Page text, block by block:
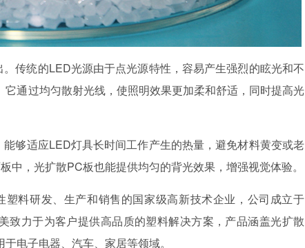
传统的LED光源由于点光源特性，容易产生强烈的眩光和不
通过均匀散射光线，使照明效果更加柔和舒适，同时提高光
够适应LED灯具长时间工作产生的热量，避免材料黄变或老
，光扩散PC板也能提供均匀的背光效果，增强视觉体验。
料研发、生产和销售的国家级高新技术企业，公司成立于
致力于为客户提供高品质的塑料解决方案，产品涵盖光扩散
电子电器、汽车、家居等领域。